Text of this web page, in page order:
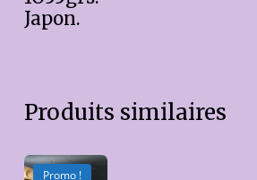
Japon.
Produits similaires
Promo !